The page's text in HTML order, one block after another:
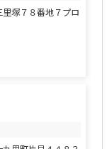
塚７８番地７プロ